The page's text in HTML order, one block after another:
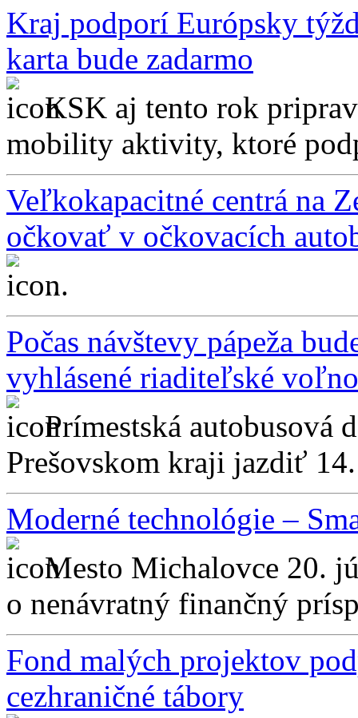
Kraj podporí Európsky
karta bude zadarmo
KSK aj tento rok
mobility aktivity, ktoré
Veľkokapacitné centrá na
očkovať v očkovacích
...
Počas návštevy pápeža
vyhlásené riaditeľské voľno
Prímestská autobusová
Prešovskom kraji jazdiť
Moderné technológie –
Mesto Michalovce 20.
o nenávratný finančný
Fond malých projektov
cezhraničné tábory